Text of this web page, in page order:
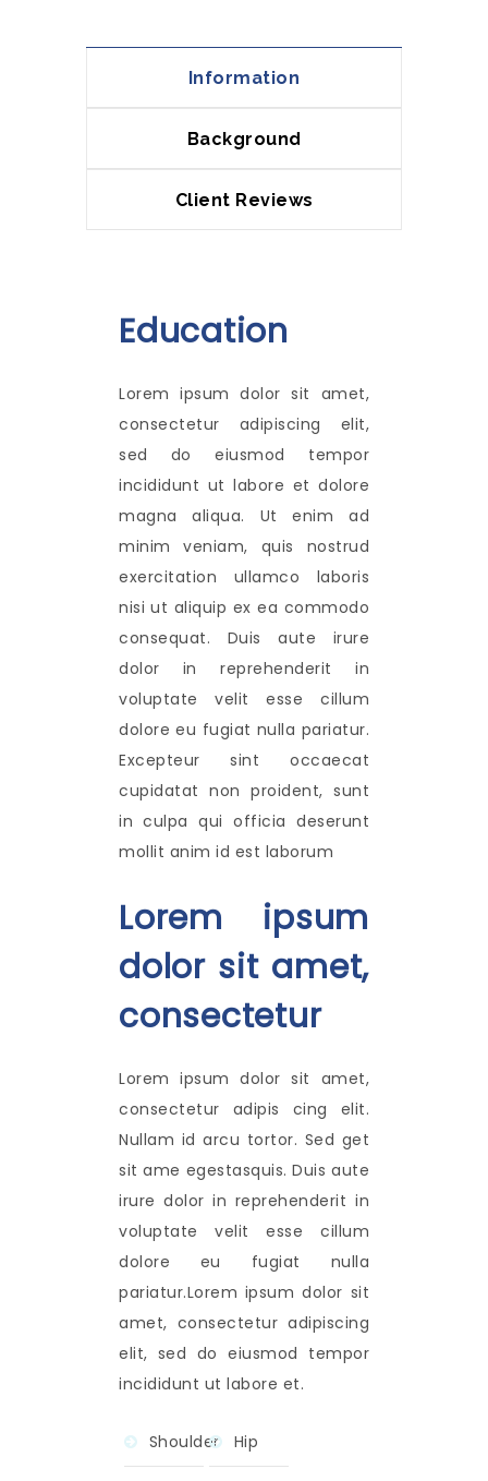
Information
Background
Client Reviews
Education
Lorem ipsum dolor sit amet,
consectetur adipiscing elit,
sed do eiusmod tempor
incididunt ut labore et dolore
magna aliqua. Ut enim ad
minim veniam, quis nostrud
exercitation ullamco laboris
nisi ut aliquip ex ea commodo
consequat. Duis aute irure
dolor in reprehenderit in
voluptate velit esse cillum
dolore eu fugiat nulla pariatur.
Excepteur sint occaecat
cupidatat non proident, sunt
in culpa qui officia deserunt
mollit anim id est laborum
Lorem ipsum
dolor sit amet,
consectetur
Lorem ipsum dolor sit amet,
consectetur adipis cing elit.
Nullam id arcu tortor. Sed get
sit ame egestasquis. Duis aute
irure dolor in reprehenderit in
voluptate velit esse cillum
dolore eu fugiat nulla
pariatur.Lorem ipsum dolor sit
amet, consectetur adipiscing
elit, sed do eiusmod tempor
incididunt ut labore et.
Shoulder Hip